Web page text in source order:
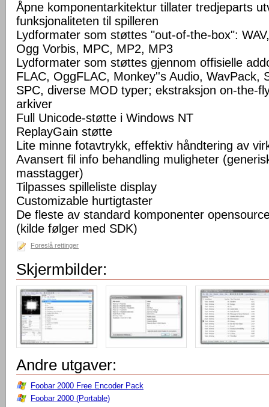
Åpne komponentarkitektur tillater tredjeparts
funksjonaliteten til spilleren
Lydformater som støttes "out-of-the-box":
Ogg Vorbis, MPC, MP2, MP3
Lydformater som støttes gjennom offisielle
FLAC, OggFLAC, Monkey''s Audio, WavPack,
SPC, diverse MOD typer; ekstraksjon on-the-
arkiver
Full Unicode-støtte i Windows NT
ReplayGain støtte
Lite minne fotavtrykk, effektiv håndtering av
Avansert fil info behandling muligheter
masstagger)
Tilpasses spilleliste display
Customizable hurtigtaster
De fleste av standard komponenter
(kilde følger med SDK)
Foreslå rettinger
Skjermbilder:
Andre utgaver:
Foobar 2000 Free Encoder Pack
Foobar 2000 (Portable)